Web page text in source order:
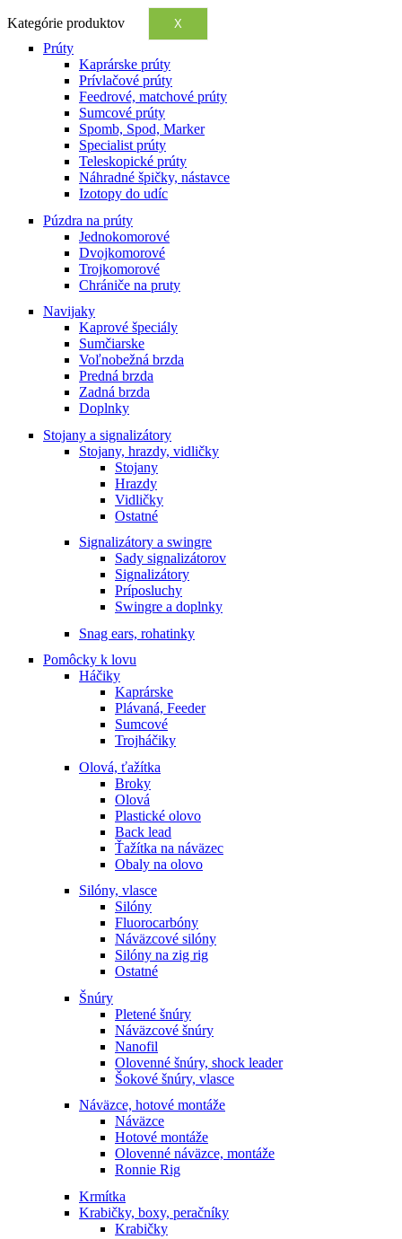
Kategórie produktov X
Prúty
Kaprárske prúty
Prívlačové prúty
Feedrové, matchové prúty
Sumcové prúty
Spomb, Spod, Marker
Specialist prúty
Teleskopické prúty
Náhradné špičky, nástavce
Izotopy do udíc
Púzdra na prúty
Jednokomorové
Dvojkomorové
Trojkomorové
Chrániče na pruty
Navijaky
Kaprové špeciály
Sumčiarske
Voľnobežná brzda
Predná brzda
Zadná brzda
Doplnky
Stojany a signalizátory
Stojany, hrazdy, vidličky
Stojany
Hrazdy
Vidličky
Ostatné
Signalizátory a swingre
Sady signalizátorov
Signalizátory
Príposluchy
Swingre a doplnky
Snag ears, rohatinky
Pomôcky k lovu
Háčiky
Kaprárske
Plávaná, Feeder
Sumcové
Trojháčiky
Olová, ťažítka
Broky
Olová
Plastické olovo
Back lead
Ťažítka na náväzec
Obaly na olovo
Silóny, vlasce
Silóny
Fluorocarbóny
Náväzcové silóny
Silóny na zig rig
Ostatné
Šnúry
Pletené šnúry
Náväzcové šnúry
Nanofil
Olovenné šnúry, shock leader
Šokové šnúry, vlasce
Náväzce, hotové montáže
Náväzce
Hotové montáže
Olovenné náväzce, montáže
Ronnie Rig
Krmítka
Krabičky, boxy, peračníky
Krabičky